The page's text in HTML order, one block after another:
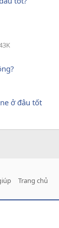
ở đâu tốt
Trang chủ